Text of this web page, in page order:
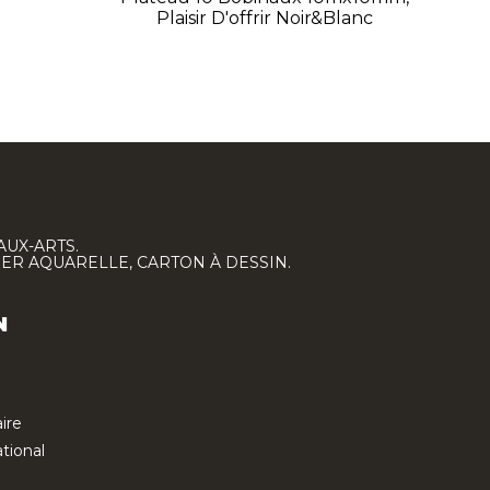
Plaisir D'offrir Noir&Blanc
ARTS.
AQUARELLE, CARTON À DESSIN.